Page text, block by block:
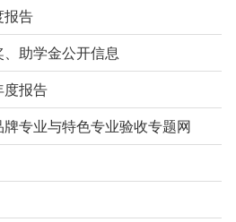
报告
助学金公开信息
度报告
专业与特色专业验收专题网